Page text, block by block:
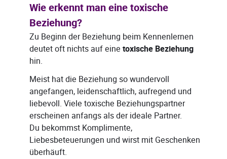
Wie erkennt man eine toxische
Beziehung?
Zu Beginn der Beziehung beim Kennenlernen
deutet oft nichts auf eine toxische Beziehung
hin.
Meist hat die Beziehung so wundervoll
angefangen, leidenschaftlich, aufregend und
liebevoll. Viele toxische Beziehungspartner
erscheinen anfangs als der ideale Partner.
Du bekommst Komplimente,
Liebesbeteuerungen und wirst mit Geschenken
überhäuft.